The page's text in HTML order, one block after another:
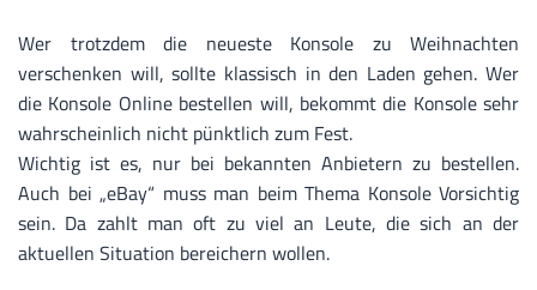
Wer trotzdem die neueste Konsole zu Weihnachten
verschenken will, sollte klassisch in den Laden gehen. Wer
die Konsole Online bestellen will, bekommt die Konsole sehr
wahrscheinlich nicht pünktlich zum Fest.
Wichtig ist es, nur bei bekannten Anbietern zu bestellen.
Auch bei „eBay“ muss man beim Thema Konsole Vorsichtig
sein. Da zahlt man oft zu viel an Leute, die sich an der
aktuellen Situation bereichern wollen.